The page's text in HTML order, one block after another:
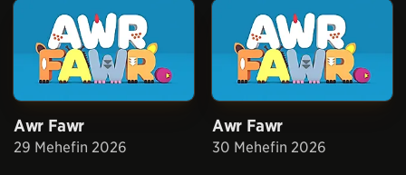
Awr Fawr
29 Mehefin 2026
Awr Fawr
30 Mehefin 2026